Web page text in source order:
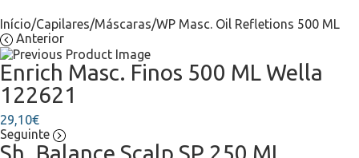
Início/Capilares/Máscaras/WP Masc. Oil Refletions 500 ML
Anterior
Enrich Masc. Finos 500 ML Wella
122621
29,10€
Seguinte
Sh. Balance Scalp SP 250 ML